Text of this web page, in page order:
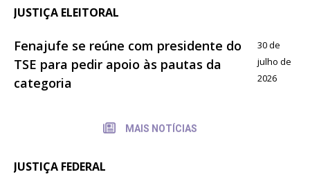
JUSTIÇA ELEITORAL
Fenajufe se reúne com presidente do
TSE para pedir apoio às pautas da
categoria
30 de
julho de
2026
MAIS NOTÍCIAS
JUSTIÇA FEDERAL